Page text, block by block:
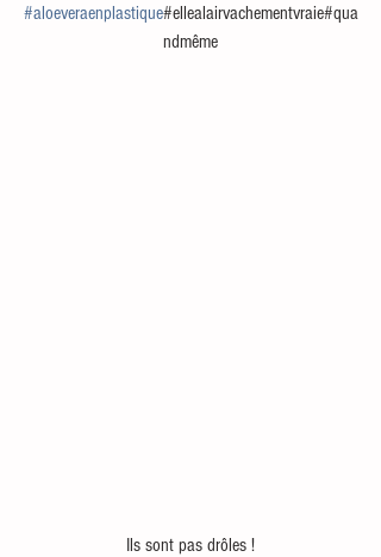
#aloeveraenplastique#ellealairvachementvraie#qua
ndmême
Ils sont pas drôles !